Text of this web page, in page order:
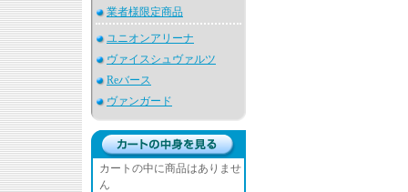
業者様限定商品
ユニオンアリーナ
ヴァイスシュヴァルツ
Reバース
ヴァンガード
カートの中に商品はありませ
ん